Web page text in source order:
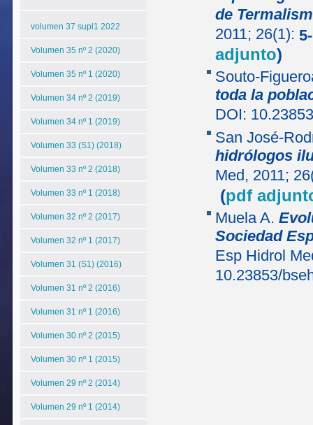
volumen 37 supl1 2022
Volumen 35 nº 2 (2020)
Volumen 35 nº 1 (2020)
Volumen 34 nº 2 (2019)
Volumen 34 nº 1 (2019)
Volumen 33 (S1) (2018)
Volumen 33 nº 2 (2018)
Volumen 33 nº 1 (2018)
Volumen 32 nº 2 (2017)
Volumen 32 nº 1 (2017)
Volumen 31 (S1) (2016)
Volumen 31 nº 2 (2016)
Volumen 31 nº 1 (2016)
Volumen 30 nº 2 (2015)
Volumen 30 nº 1 (2015)
Volumen 29 nº 2 (2014)
Volumen 29 nº 1 (2014)
de
2011; 26(1):
adjunto)
Souto-
toda la
DOI:
San José-
hidrólogos
Med, 2011;
(pdf
Muela A.
Sociedad
Esp Hidrol
10.23853/